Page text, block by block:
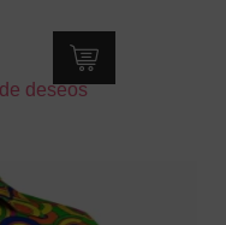
deseos